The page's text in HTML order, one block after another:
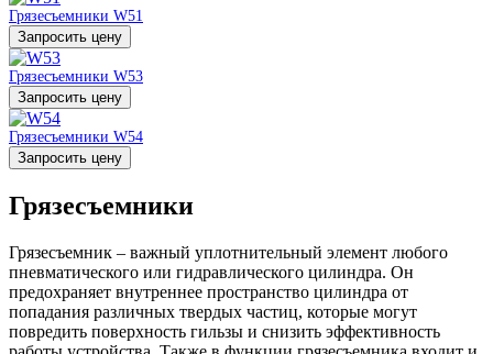
Грязесъемники W51
Запросить цену
Грязесъемники W53
Запросить цену
Грязесъемники W54
Запросить цену
Грязесъемники
Грязесъемник – важный уплотнительный элемент любого
пневматического или гидравлического цилиндра. Он
предохраняет внутреннее пространство цилиндра от
попадания различных твердых частиц, которые могут
повредить поверхность гильзы и снизить эффективность